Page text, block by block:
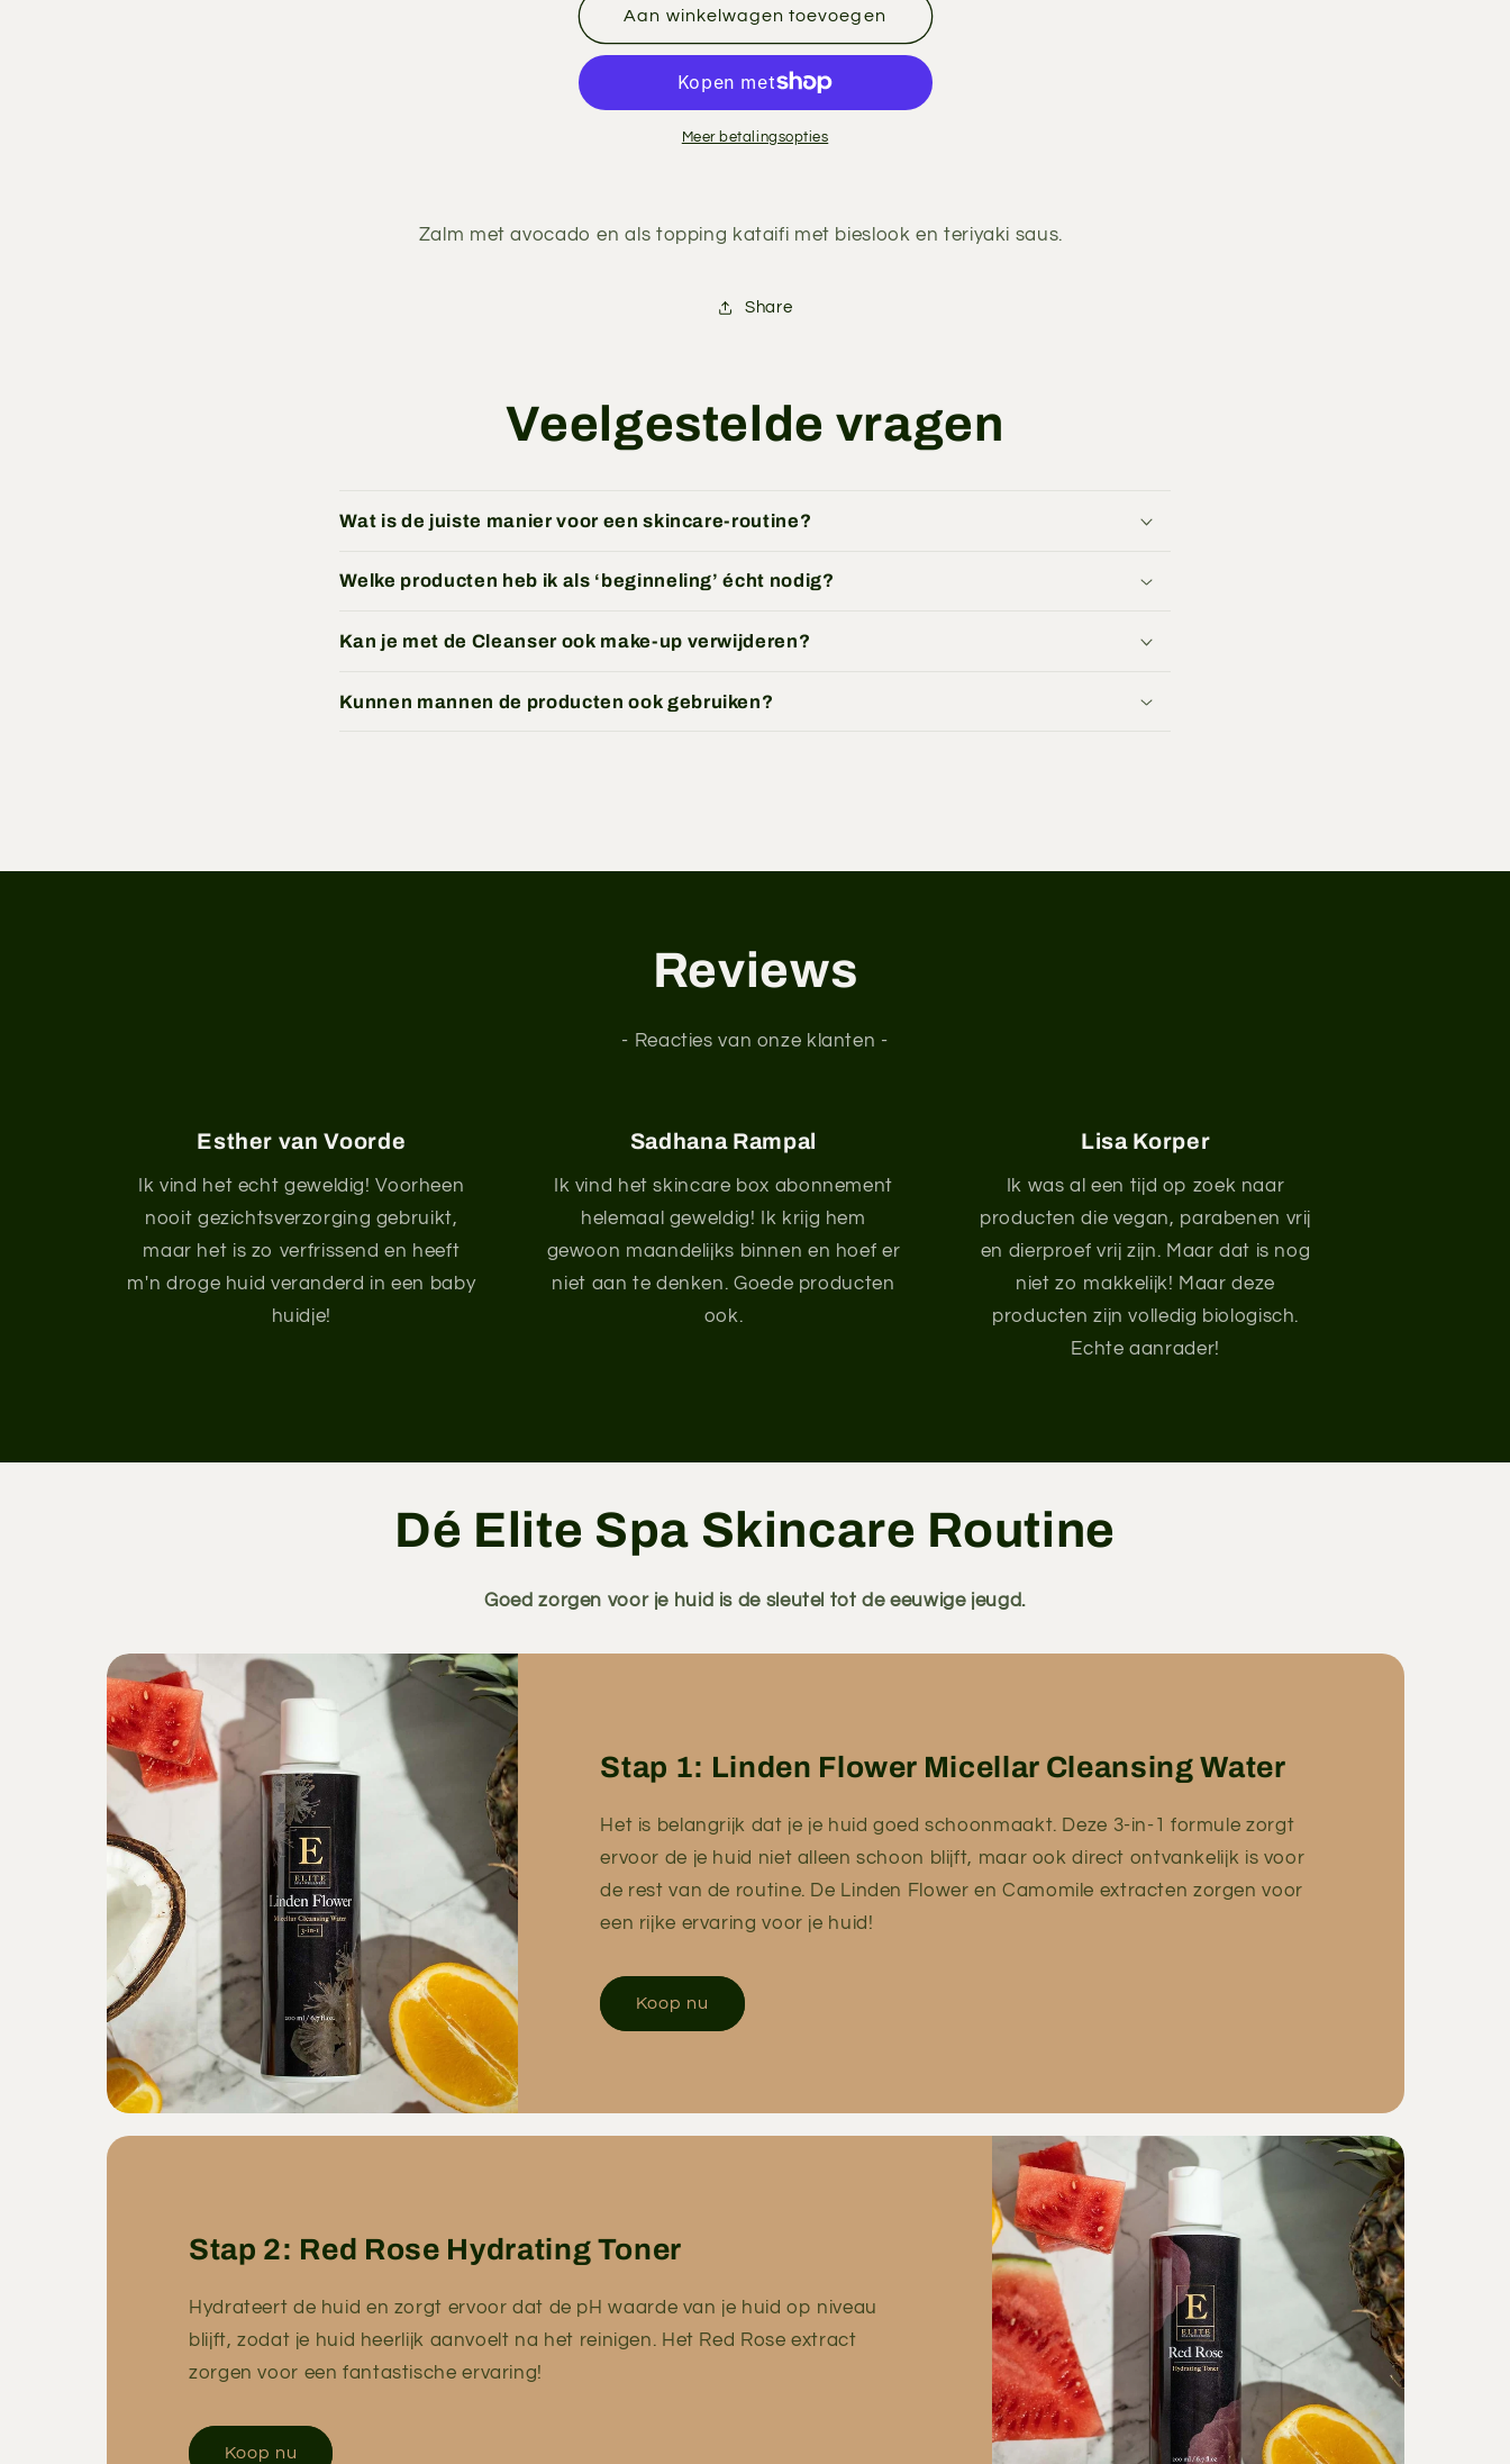
Spicy
Sake
Spicy
Sake
Aan winkelwagen toevoegen
Meer betalingsopties
Zalm met avocado en als topping kataifi met bieslook en teriyaki saus.
Share
Veelgestelde vragen
Wat is de juiste manier voor een skincare-routine?
Welke producten heb ik als ‘beginneling’ écht nodig?
Kan je met de Cleanser ook make-up verwijderen?
Kunnen mannen de producten ook gebruiken?
Reviews
- Reacties van onze klanten -
Esther van Voorde
Ik vind het echt geweldig! Voorheen
nooit gezichtsverzorging gebruikt,
maar het is zo verfrissend en heeft
m'n droge huid veranderd in een baby
huidje!
Sadhana Rampal
Ik vind het skincare box abonnement
helemaal geweldig! Ik krijg hem
gewoon maandelijks binnen en hoef er
niet aan te denken. Goede producten
ook.
Lisa Korper
Ik was al een tijd op zoek naar
producten die vegan, parabenen vrij
en dierproef vrij zijn. Maar dat is nog
niet zo makkelijk! Maar deze
producten zijn volledig biologisch.
Echte aanrader!
Dé Elite Spa Skincare Routine
Goed zorgen voor je huid is de sleutel tot de eeuwige jeugd.
Stap 1: Linden Flower Micellar Cleansing Water
Het is belangrijk dat je je huid goed schoonmaakt. Deze 3-in-1 formule zorgt
ervoor de je huid niet alleen schoon blijft, maar ook direct ontvankelijk is voor
de rest van de routine. De Linden Flower en Camomile extracten zorgen voor
een rijke ervaring voor je huid!
Koop nu
Stap 2: Red Rose Hydrating Toner
Hydrateert de huid en zorgt ervoor dat de pH waarde van je huid op niveau
blijft, zodat je huid heerlijk aanvoelt na het reinigen. Het Red Rose extract
zorgen voor een fantastische ervaring!
Koop nu